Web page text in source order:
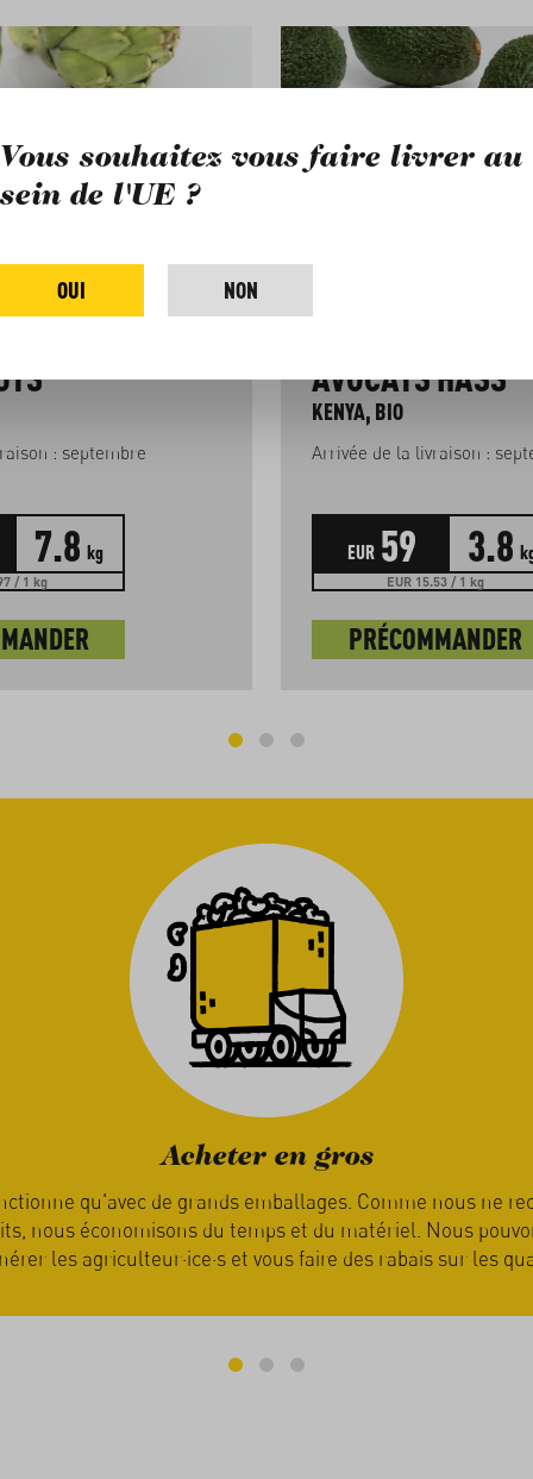
produits
Arrivée de la livraison : septembre
7.8 kg
/ 1 kg
AVOCATS HASS
KENYA, BIO
Arrivée de la
EUR 59 3.8
EUR 15.53 / 1 kg
PRÉCOMMANDER
Manger de saison
la nature qui détermine quand vous recevez votre
que les produits soient mûrs et prêts pour l’expédition.
car les fruits et légumes sont alors pleins de
Vous souhaitez vous faire livrer au
sein de l'UE ?
OUI NON